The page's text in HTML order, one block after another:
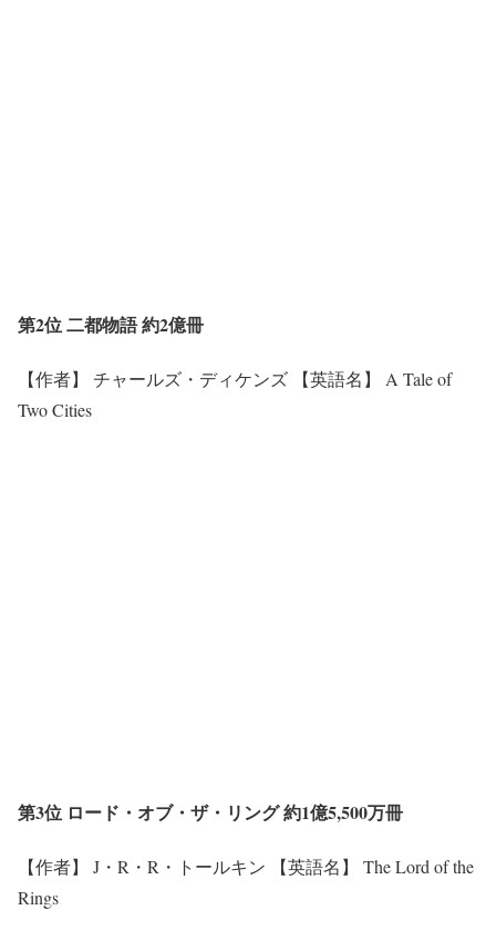
第2位 二都物語 約2億冊
【作者】 チャールズ・ディケンズ 【英語名】 A Tale of
Two Cities
第3位 ロード・オブ・ザ・リング 約1億5,500万冊
【作者】 J・R・R・トールキン 【英語名】 The Lord of the
Rings